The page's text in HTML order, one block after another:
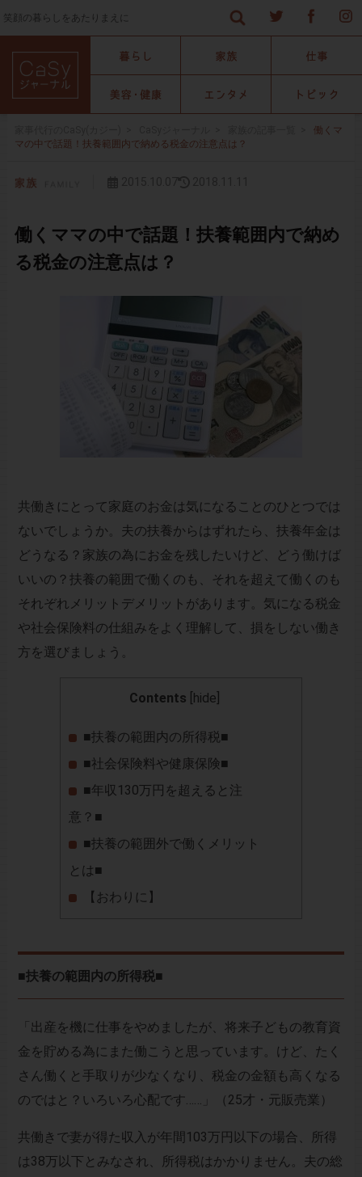
笑顔の暮らしをあたりまえに
働くマ
マの中で話題！扶養範囲内で納める税金の注意点は？
働くママの中で話題！扶養範囲内で納め
る税金の注意点は？
共働きにとって家庭のお金は気になることのひとつでは
ないでしょうか。夫の扶養からはずれたら、扶養年金は
どうなる？家族の為にお金を残したいけど、どう働けば
いいの？扶養の範囲で働くのも、それを超えて働くのも
それぞれメリットデメリットがあります。気になる税金
や社会保険料の仕組みをよく理解して、損をしない働き
方を選びましょう。
Contents hide
■扶養の範囲内の所得税■
■社会保険料や健康保険■
■年収130万円を超えると注
意？■
■扶養の範囲外で働くメリット
とは■
【おわりに】
■扶養の範囲内の所得税■
「出産を機に仕事をやめましたが、将来子どもの教育資
金を貯める為にまた働こうと思っています。けど、たく
さん働くと手取りが少なくなり、税金の金額も高くなる
のではと？いろいろ心配です……」（25才・元販売業）
共働きで妻が得た収入が年間103万円以下の場合、所得
は38万以下とみなされ、所得税はかかりません。夫の総